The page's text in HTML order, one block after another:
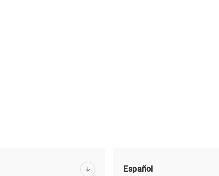
Español